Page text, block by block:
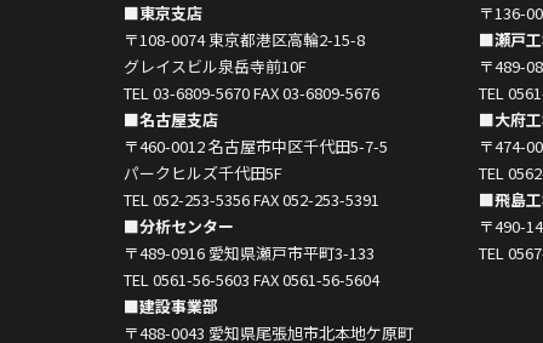
■東京支店
〒108-0074 東京都港区高輪2-15-8
グレイスビル泉岳寺前10F
TEL 03-6809-5670 FAX 03-6809-5676
■名古屋支店
〒460-0012 名古屋市中区千代田5-7-5
パークヒルズ千代田5F
TEL 052-253-5356 FAX 052-253-5391
■分析センター
〒489-0916 愛知県瀬戸市平町3-133
TEL 0561-56-5603 FAX 0561-56-5604
■建設事業部
〒488-0043 愛知県尾張旭市北本地ケ原町
〒136-
■瀬戸
〒489-
TEL
■大府
〒474-
TEL
■飛島
〒490-
TEL